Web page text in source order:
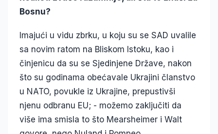
Bosnu?
Imajući u vidu zbrku, u koju su se SAD uvalile
sa novim ratom na Bliskom Istoku, kao i
činjenicu da su se Sjedinjene Države, nakon
što su godinama obećavale Ukrajini članstvo
u NATO, povukle iz Ukrajine, prepustivši
njenu odbranu EU; - možemo zaključiti da
više ima smisla to što Mearsheimer i Walt